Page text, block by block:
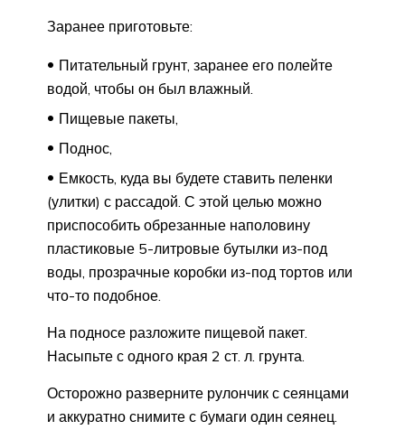
Заранее приготовьте:
Питательный грунт, заранее его полейте
водой, чтобы он был влажный.
Пищевые пакеты,
Поднос,
Емкость, куда вы будете ставить пеленки
(улитки) с рассадой. С этой целью можно
приспособить обрезанные наполовину
пластиковые 5-литровые бутылки из-под
воды, прозрачные коробки из-под тортов или
что-то подобное.
На подносе разложите пищевой пакет.
Насыпьте с одного края 2 ст. л. грунта.
Осторожно разверните рулончик с сеянцами
и аккуратно снимите с бумаги один сеянец.